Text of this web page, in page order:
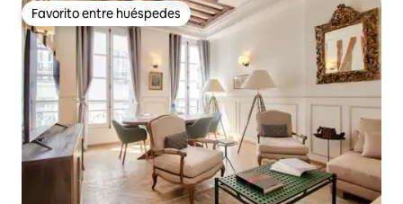
Favorito entre huéspedes
Favorito entre huéspedes